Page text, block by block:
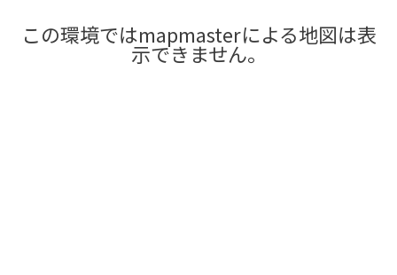
この環境ではmapmasterによる地図は表
示できません。